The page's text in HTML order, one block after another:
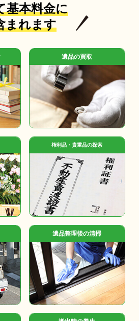
基本料金に
まれます
遺品の買取
権利品・貴重品の探索
遺品整理後の清掃